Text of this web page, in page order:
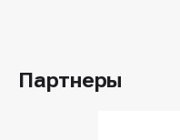
Партнеры